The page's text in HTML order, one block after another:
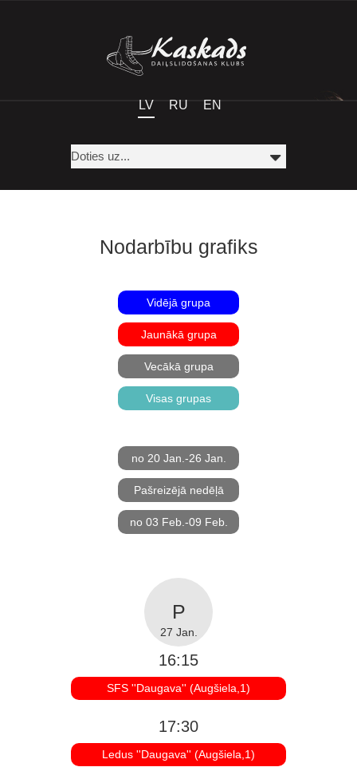
LV RU EN
Nodarbību grafiks
Vidējā grupa
Jaunākā grupa
Vecākā grupa
Visas grupas
no 20 Jan.-26 Jan.
Pašreizējā nedēļā
no 03 Feb.-09 Feb.
27 Jan.
16:15
SFS ''Daugava'' (Augšiela,1)
17:30
Ledus ''Daugava'' (Augšiela,1)